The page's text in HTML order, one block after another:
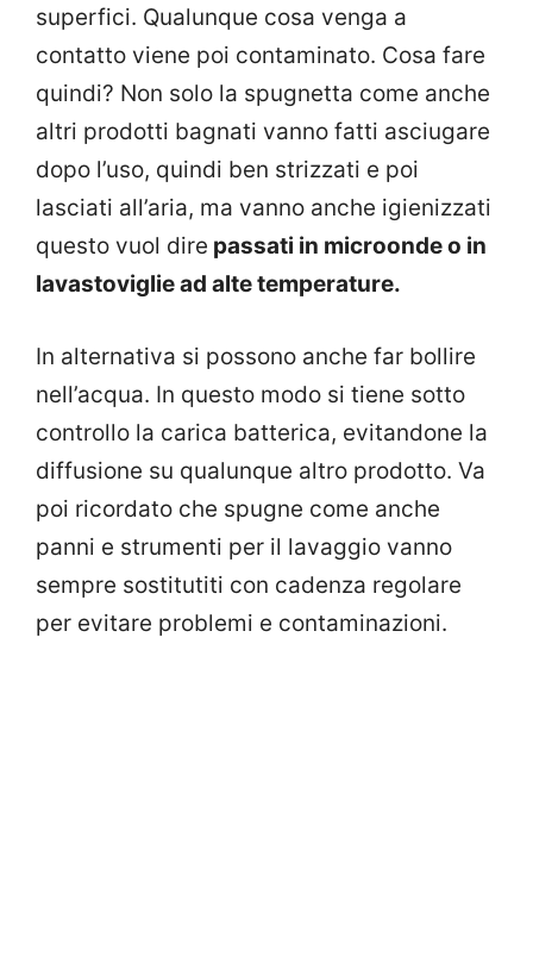
superfici. Qualunque cosa venga a
contatto viene poi contaminato. Cosa fare
quindi? Non solo la spugnetta come anche
altri prodotti bagnati vanno fatti asciugare
dopo l’uso, quindi ben strizzati e poi
lasciati all’aria, ma vanno anche igienizzati
questo vuol dire passati in microonde o in
lavastoviglie ad alte temperature.
In alternativa si possono anche far bollire
nell’acqua. In questo modo si tiene sotto
controllo la carica batterica, evitandone la
diffusione su qualunque altro prodotto. Va
poi ricordato che spugne come anche
panni e strumenti per il lavaggio vanno
sempre sostitutiti con cadenza regolare
per evitare problemi e contaminazioni.